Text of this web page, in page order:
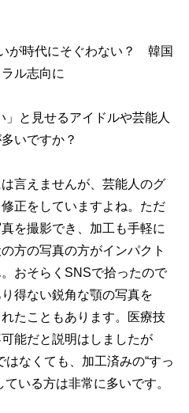
が時代にそぐわない？ 韓国
ル志向に
と見せるアイドルや芸能人
いですか？
言えませんが、芸能人のグ
正をしていますよね。ただ
を撮影でき、加工も手軽に
方の写真の方がインパクト
おそらくSNSで拾ったので
得ない鋭角な顎の写真を
たこともあります。医療技
能だと説明はしましたが
なくても、加工済みの“すっ
いる方は非常に多いです。